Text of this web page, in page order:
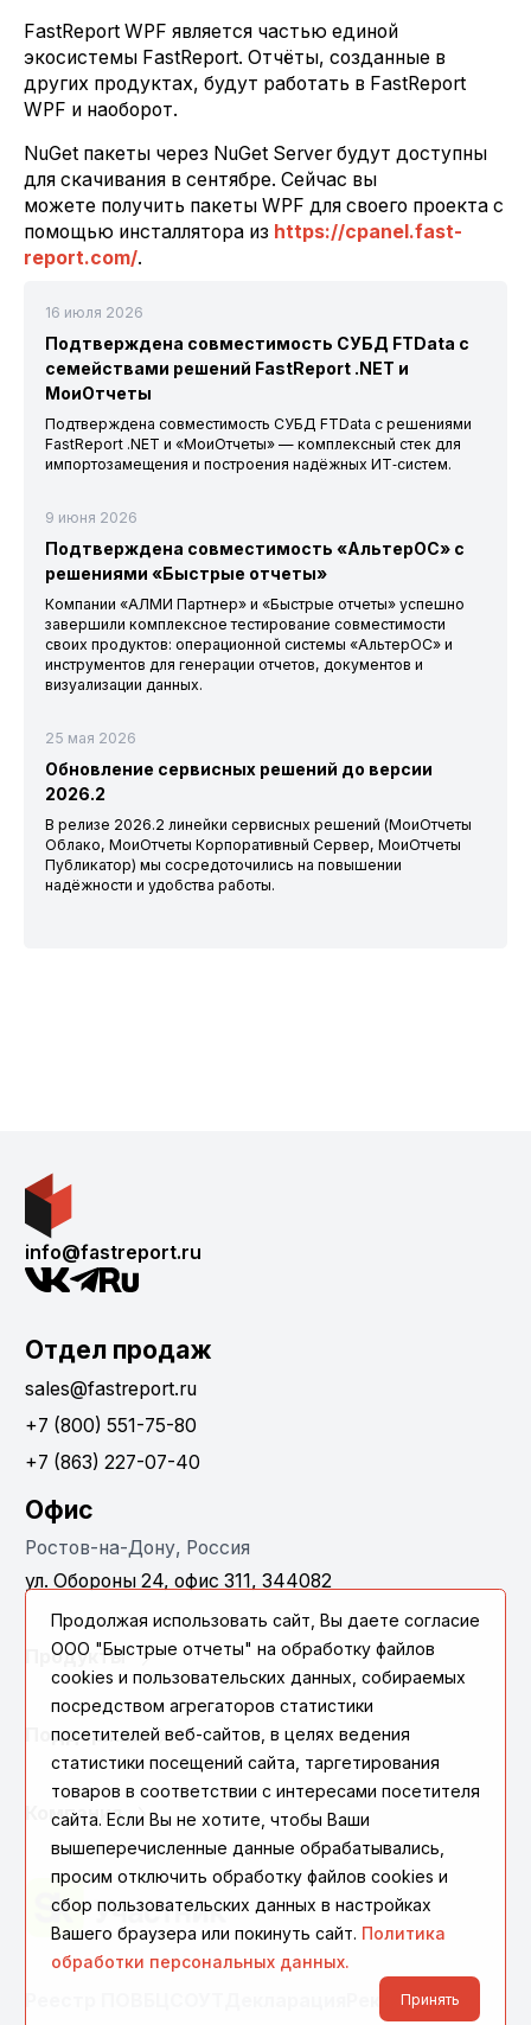
FastReport WPF является частью единой
экосистемы FastReport. Отчёты, созданные в
других продуктах, будут работать в FastReport
WPF и наоборот.
NuGet пакеты через NuGet Server будут доступны
для скачивания в сентябре. Сейчас вы
можете получить пакеты WPF для своего проекта с
помощью инсталлятора из https://cpanel.fast-
report.com/.
16 июля 2026
Подтверждена совместимость СУБД FTData с
семействами решений FastReport .NET и
МоиОтчеты
Подтверждена совместимость СУБД FTData с решениями
FastReport .NET и «МоиОтчеты» — комплексный стек для
импортозамещения и построения надёжных ИТ‑систем.
9 июня 2026
Подтверждена совместимость «АльтерОС» с
решениями «Быстрые отчеты»
Компании «АЛМИ Партнер» и «Быстрые отчеты» успешно
завершили комплексное тестирование совместимости
своих продуктов: операционной системы «АльтерОС» и
инструментов для генерации отчетов, документов и
визуализации данных.
25 мая 2026
Обновление сервисных решений до версии
2026.2
В релизе 2026.2 линейки сервисных решений (МоиОтчеты
Облако, МоиОтчеты Корпоративный Сервер, МоиОтчеты
Публикатор) мы сосредоточились на повышении
надёжности и удобства работы.
info@fastreport.ru
Отдел продаж
sales@fastreport.ru
+7 (800) 551-75-80
+7 (863) 227-07-40
Офис
Ростов-на-Дону, Россия
ул. Обороны 24, офис 311, 344082
Продукты
Поддержка
Компания
Реквизиты
Продолжая использовать сайт, Вы даете согласие
ООО "Быстрые отчеты" на обработку файлов
cookies и пользовательских данных, собираемых
посредством агрегаторов статистики
посетителей веб-сайтов, в целях ведения
статистики посещений сайта, таргетирования
товаров в соответствии с интересами посетителя
сайта. Если Вы не хотите, чтобы Ваши
вышеперечисленные данные обрабатывались,
просим отключить обработку файлов cookies и
сбор пользовательских данных в настройках
Вашего браузера или покинуть сайт. Политика
обработки персональных данных.
Принять